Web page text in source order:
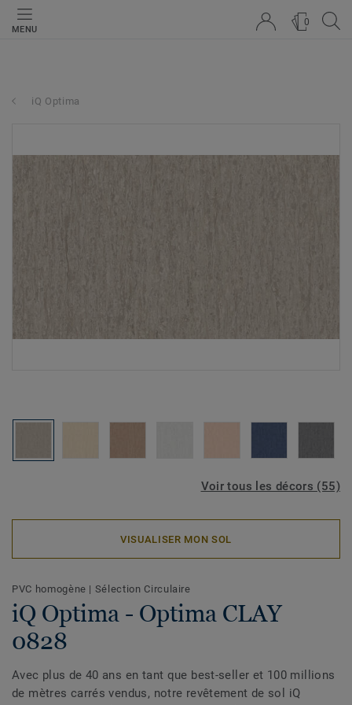
MENU
0
iQ Optima
Voir tous les décors (55)
VISUALISER MON SOL
PVC homogène | Sélection Circulaire
iQ Optima - Optima CLAY
0828
Avec plus de 40 ans en tant que best-seller et 100 millions
de mètres carrés vendus, notre revêtement de sol iQ